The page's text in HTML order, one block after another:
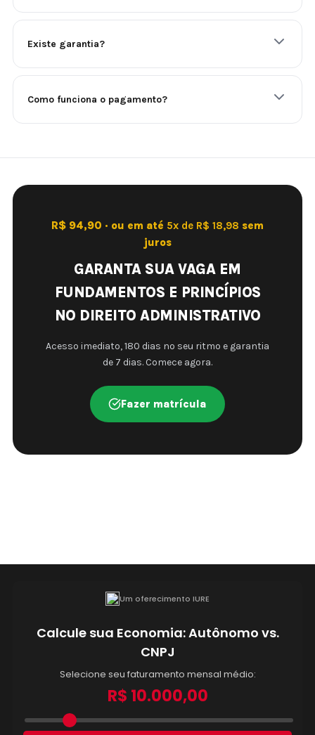
Existe garantia?
Como funciona o pagamento?
R$ 94,90 · ou em até 5x de R$ 18,98 sem
juros
GARANTA SUA VAGA EM
FUNDAMENTOS E PRINCÍPIOS
NO DIREITO ADMINISTRATIVO
Acesso imediato, 180 dias no seu ritmo e garantia
de 7 dias. Comece agora.
Fazer matrícula